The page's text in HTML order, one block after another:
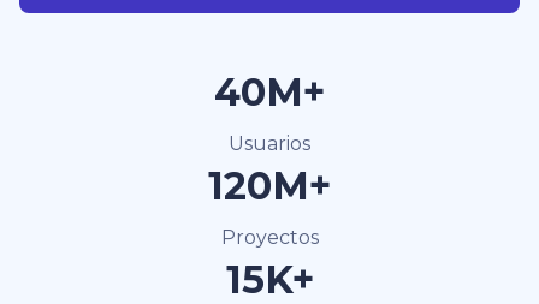
40M+
Usuarios
120M+
Proyectos
15K+